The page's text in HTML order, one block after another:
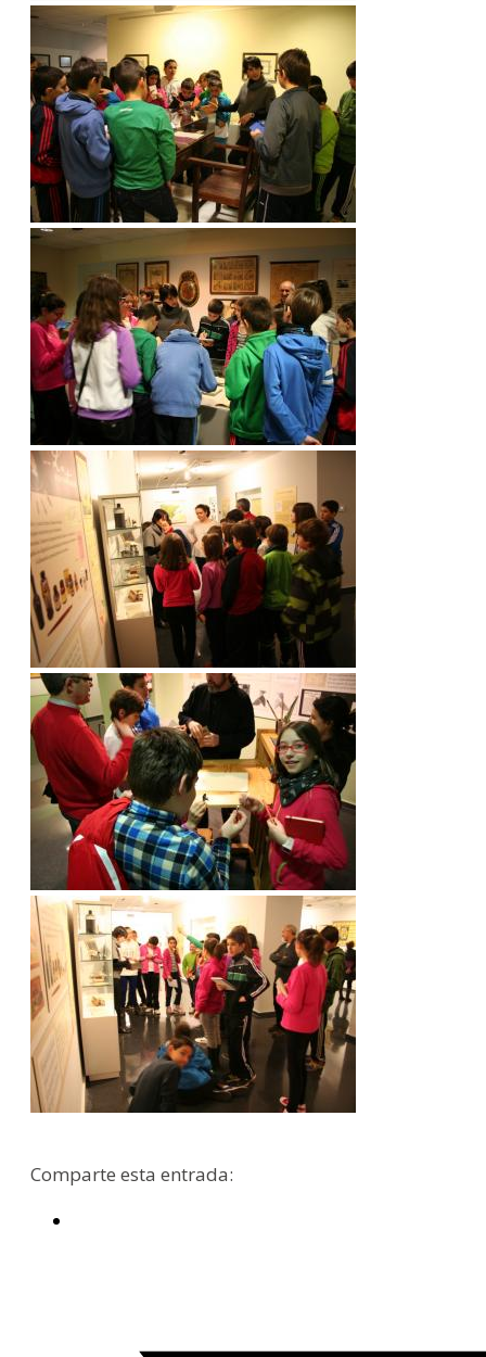
Comparte esta entrada: